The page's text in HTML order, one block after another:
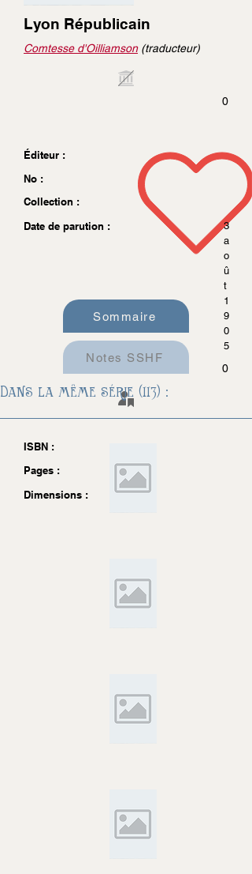
Lyon Républicain
Comtesse d'Oilliamson(traducteur)
0
Éditeur :
No :
Collection :
Date de parution :
3
a
o
û
t
1
9
0
5
0
ISBN :
Pages :
Dimensions :
Sommaire
Notes SSHF
Dans la même série (113) :